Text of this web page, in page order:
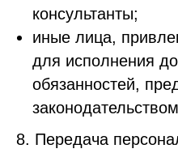
консультанты;
иные лица,
для исполнения
обязанностей,
8. Передача